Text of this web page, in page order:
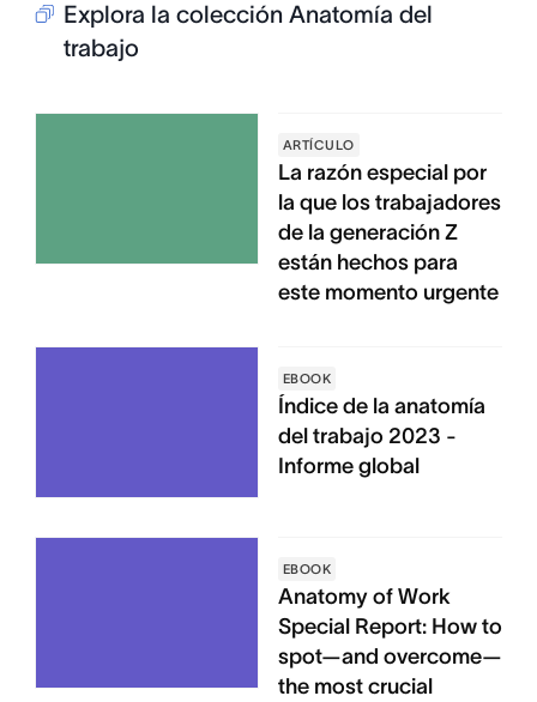
Explora la colección Anatomía del
trabajo
ARTÍCULO
La razón especial por
la que los trabajadores
de la generación Z
están hechos para
este momento urgente
EBOOK
Índice de la anatomía
del trabajo 2023 -
Informe global
EBOOK
Anatomy of Work
Special Report: How to
spot—and overcome—
the most crucial